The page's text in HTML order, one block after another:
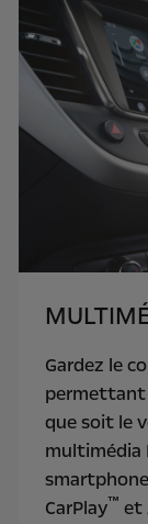
Gardez le
permettant
que soit le
multimédia
CarPlay™ et